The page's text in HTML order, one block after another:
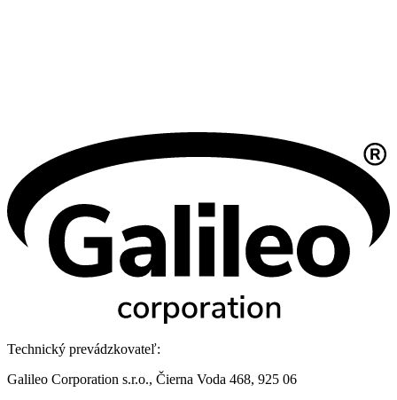
Technický prevádzkovateľ:
Galileo Corporation s.r.o., Čierna Voda 468, 925 06